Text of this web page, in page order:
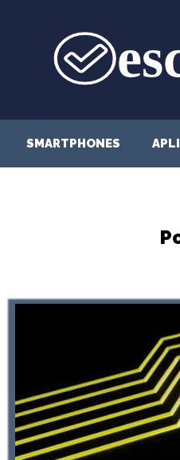
SMARTPHONES